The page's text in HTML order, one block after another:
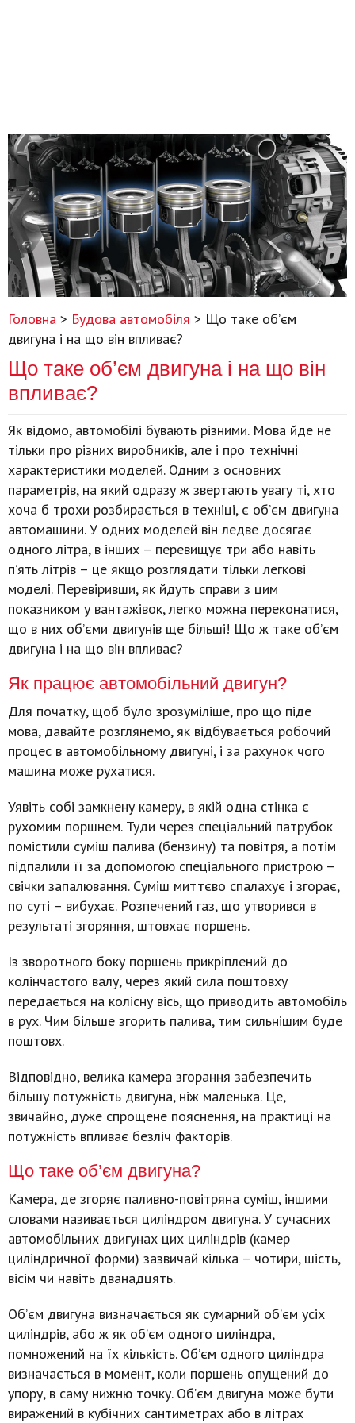
Головна > Будова автомобіля > Що таке об’єм
двигуна і на що він впливає?
Що таке об’єм двигуна і на що він
впливає?
Як відомо, автомобілі бувають різними. Мова йде не
тільки про різних виробників, але і про технічні
характеристики моделей. Одним з основних
параметрів, на який одразу ж звертають увагу ті, хто
хоча б трохи розбирається в техніці, є об’єм двигуна
автомашини. У одних моделей він ледве досягає
одного літра, в інших – перевищує три або навіть
п’ять літрів – це якщо розглядати тільки легкові
моделі. Перевіривши, як йдуть справи з цим
показником у вантажівок, легко можна переконатися,
що в них об’єми двигунів ще більші! Що ж таке об’єм
двигуна і на що він впливає?
Як працює автомобільний двигун?
Для початку, щоб було зрозуміліше, про що піде
мова, давайте розглянемо, як відбувається робочий
процес в автомобільному двигуні, і за рахунок чого
машина може рухатися.
Уявіть собі замкнену камеру, в якій одна стінка є
рухомим поршнем. Туди через спеціальний патрубок
помістили суміш палива (бензину) та повітря, а потім
підпалили її за допомогою спеціального пристрою –
свічки запалювання. Суміш миттєво спалахує і згорає,
по суті – вибухає. Розпечений газ, що утворився в
результаті згоряння, штовхає поршень.
Із зворотного боку поршень прикріплений до
колінчастого валу, через який сила поштовху
передається на колісну вісь, що приводить автомобіль
в рух. Чим більше згорить палива, тим сильнішим буде
поштовх.
Відповідно, велика камера згорання забезпечить
більшу потужність двигуна, ніж маленька. Це,
звичайно, дуже спрощене пояснення, на практиці на
потужність впливає безліч факторів.
Що таке об’єм двигуна?
Камера, де згоряє паливно-повітряна суміш, іншими
словами називається циліндром двигуна. У сучасних
автомобільних двигунах цих циліндрів (камер
циліндричної форми) зазвичай кілька – чотири, шість,
вісім чи навіть дванадцять.
Об’єм двигуна визначається як сумарний об’єм усіх
циліндрів, або ж як об’єм одного циліндра,
помножений на їх кількість. Об’єм одного циліндра
визначається в момент, коли поршень опущений до
упору, в саму нижню точку. Об’єм двигуна може бути
виражений в кубічних сантиметрах або в літрах